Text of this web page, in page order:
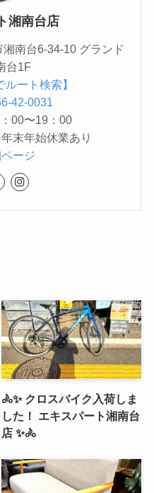
湘南台店
湘南台6-34-10 グランド
台1F
ルート検索】
42-0031
00〜19：00
末年始休業あり
ージ
🚴✨ クロスバイク入荷しま
した！ エキスパート湘南台
店 ✨🚴